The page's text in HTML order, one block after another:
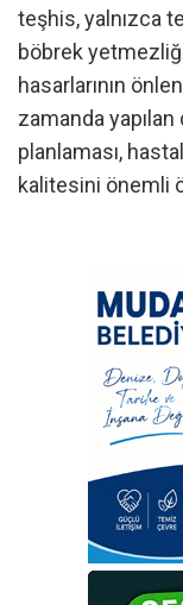
teşhis, yalnızca
böbrek
hasarlarının
zamanda
planlaması,
kalitesini önemli